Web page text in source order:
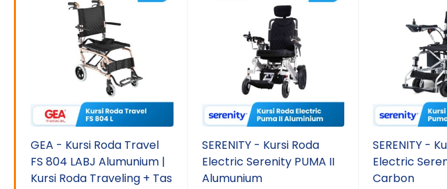
GEA - Kursi Roda Travel
FS 804 LABJ Alumunium |
Kursi Roda Traveling + Tas
SERENITY - Kursi Roda
Electric Serenity PUMA II
Alumunium
SERENITY -
Electric
Carbon